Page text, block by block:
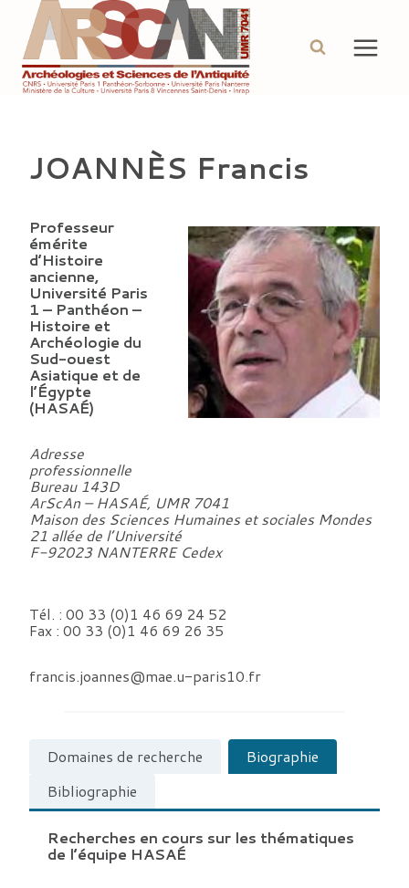
contenu
JOANNÈS Francis
Professeur
émérite
d’Histoire
ancienne,
Université Paris
1 – Panthéon –
Histoire et
Archéologie du
Sud-ouest
Asiatique et de
l’Égypte
(HASAÉ)
Adresse
professionnelle
Bureau 143D
ArScAn – HASAÉ, UMR 7041
Maison des Sciences Humaines et sociales Mondes
21 allée de l’Université
F-92023 NANTERRE Cedex
Tél. : 00 33 (0)1 46 69 24 52
Fax : 00 33 (0)1 46 69 26 35
francis.joannes@mae.u-paris10.fr
Domaines de recherche
Biographie
Bibliographie
Recherches en cours sur les thématiques
de l’équipe HASAÉ